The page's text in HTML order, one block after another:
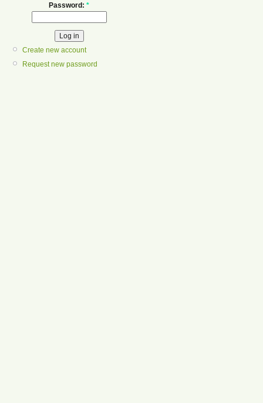
Password: *
Create new account
Request new password